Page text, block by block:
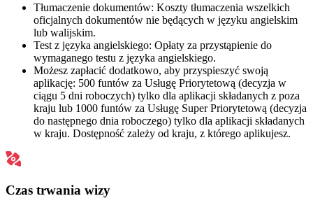
Tłumaczenie dokumentów: Koszty tłumaczenia wszelkich
oficjalnych dokumentów nie będących w języku angielskim
lub walijskim.
Test z języka angielskiego: Opłaty za przystąpienie do
wymaganego testu z języka angielskiego.
Możesz zapłacić dodatkowo, aby przyspieszyć swoją
aplikację: 500 funtów za Usługę Priorytetową (decyzja w
ciągu 5 dni roboczych) tylko dla aplikacji składanych z poza
kraju lub 1000 funtów za Usługę Super Priorytetową (decyzja
do następnego dnia roboczego) tylko dla aplikacji składanych
w kraju. Dostępność zależy od kraju, z którego aplikujesz.
Czas trwania wizy